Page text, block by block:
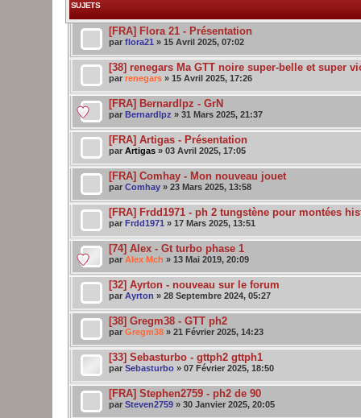
SUJETS
[FRA] Flora 21 - Présentation
par flora21 » 15 Avril 2025, 07:02
[38] renegars Ma GTT noire super-belle et super
par renegars » 15 Avril 2025, 17:26
[FRA] Bernardlpz - GrN
par Bernardlpz » 31 Mars 2025, 21:37
[FRA] Artigas - Présentation
par Artigas » 03 Avril 2025, 17:05
[FRA] Comhay - Mon nouveau jouet
par Comhay » 23 Mars 2025, 13:58
[FRA] Frdd1971 - ph 2 tungstène pour montées
par Frdd1971 » 17 Mars 2025, 13:51
[74] Alex - Gt turbo phase 1
par Alex Mch » 13 Mai 2019, 20:09
[32] Ayrton - nouveau sur le forum
par Ayrton » 28 Septembre 2024, 05:27
[38] Gregm38 - GTT ph2
par Gregm38 » 21 Février 2025, 14:23
[33] Sebasturbo - gttph2 gttph1
par Sebasturbo » 07 Février 2025, 18:50
[FRA] Stephen2759 - ph2 de 90
par Steven2759 » 30 Janvier 2025, 20:05